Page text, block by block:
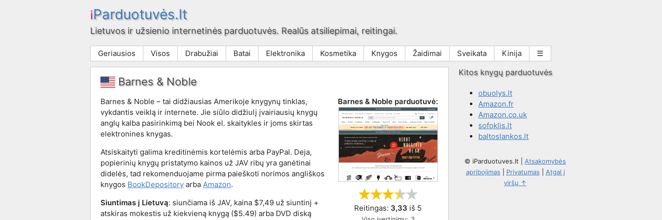
iParduotuvės.lt
Lietuvos ir užsienio internetinės parduotuvės. Realūs atsiliepimai, reitingai.
Geriausios Visos Drabužiai Batai Elektronika Kosmetika Knygos Žaidimai Sveikata Kinija ☰
Barnes & Noble
Barnes & Noble parduotuvė:
Reitingas: 3,33 iš 5
Barnes & Noble – tai didžiausias Amerikoje knygynų tinklas,
vykdantis veiklą ir internete. Jie siūlo didžiulį įvairiausių knygų
anglų kalba pasirinkimą bei Nook el. skaitykles ir joms skirtas
elektronines knygas.
Atsiskaityti galima kreditinėmis kortelėmis arba PayPal. Deja,
popierinių knygų pristatymo kainos už JAV ribų yra ganėtinai
didelės, tad rekomenduojame pirma paieškoti norimos angliškos
knygos BookDepository arba Amazon.
Siuntimas į Lietuvą: siunčiama iš JAV, kaina $7,49 už siuntinį +
atskiras mokestis už kiekvieną knygą ($5.49) arba DVD diską
Kitos knygų parduotuvės
obuolys.lt
Amazon.fr
Amazon.co.uk
sofoklis.lt
baltoslankos.lt
© iParduotuves.lt
Atsakomybės
apribojimas
Privatumas
Atgal į
viršų ↑